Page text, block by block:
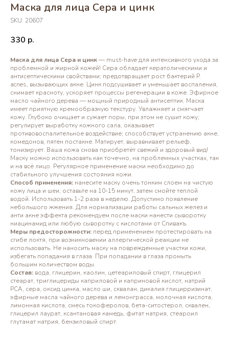
Маска для лица Сера и цинк
SKU: 20607
330 р.
Маска для лица Сера и цинк— must-have для интенсивного ухода за
проблемной и жирной кожей! Сера обладает кератолическими и
антисептическими свойствами; предотвращает рост бактерий P.
acnes, вызывающих акне. Цинк подсушивает и уменьшает воспаления,
снимает красноту, ускоряет процессы регенерации в коже. Эфирное
масло чайного дерева — мощный природный антисептик. Маска
имеет приятную кремообразную текстуру. Увлажняет и смягчает
кожу. Глубоко очищает и сужает поры, при этом не сушит кожу;
регулирует выработку кожного сала, оказывает
противовоспалительное воздействие; способствует устранению акне,
комедонов, пятен постакне. Матирует, выравнивает рельеф,
тонизирует. Ваша кожа снова приобретёт свежий и здоровый вид!
Маску можно использовать как точечно, на проблемных участках, так
и на всё лицо. Регулярное применение маски необходимо до
стабильного улучшения состояния кожи.
Способ применения: нанесите маску очень тонким слоем на чистую
кожу лица и шеи, оставьте на 10-15 минут, затем смойте теплой
водой. Использовать 1-2 раза в неделю. Допустимо появление
небольшого жжения. Для нормализации работы сальных желез и
анти акне эффекта рекомендуем после маски нанести сыворотку
ниацинамид или любую сыворотку с кислотами от Спивакъ.
Меры предосторожности: перед применением протестировать на
сгибе локтя, при возникновении аллергической реакции не
использовать. Не наносить маску на поврежденные участки кожи,
избегать попадания в глаза. При попадании в глаза промыть
большим количеством воды.
Состав: вода, глицерин, каолин, цетеариловый спирт, глицерил
стеарат, триглицериды каприловой и каприновой кислот, натрий
РСА, сера, оксид цинка, масло ши, сквалан, дикалия глицирризинат,
эфирные масла чайного дерева и лемонграсса, молочная кислота,
лимонная кислота, смесь токоферолов, бета-ситостерол, сквален,
глицерил лаурат, ксантановая камедь, фитат натрия, стеароил
глутамат натрия, бензиловый спирт.